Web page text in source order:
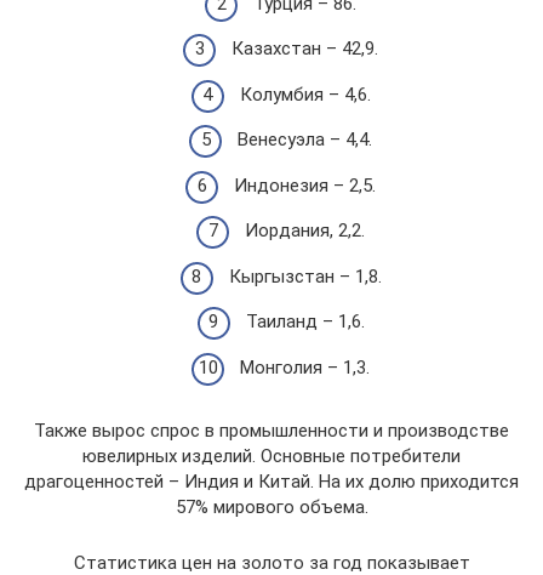
Казахстан – 42,9.
Колумбия – 4,6.
Венесуэла – 4,4.
Индонезия – 2,5.
Иордания, 2,2.
Кыргызстан – 1,8.
Таиланд – 1,6.
Монголия – 1,3.
Также вырос спрос в промышленности и производстве
ювелирных изделий. Основные потребители
драгоценностей – Индия и Китай. На их долю приходится
57% мирового объема.
Статистика цен на золото за год показывает